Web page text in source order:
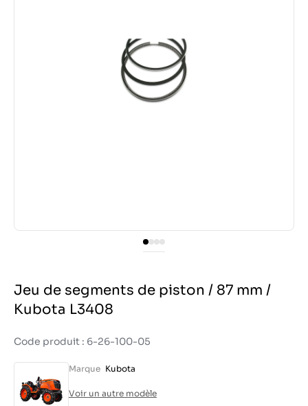
Jeu de segments de piston / 87 mm /
Kubota L3408
Code produit : 6-26-100-05
Marque Kubota
Voir un autre modèle